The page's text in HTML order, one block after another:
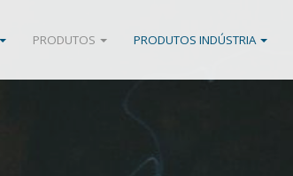
PRODUTOS PRODUTOS INDÚSTRIA